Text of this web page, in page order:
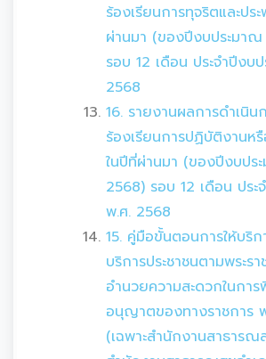
ร้องเรียนการทุจริตและป
ผ่านมา (ของปีงบประมา
รอบ 12 เดือน ประจำปีงบ
2568
16. รายงานผลการดำเนิน
ร้องเรียนการปฏิบัติงานห
ในปีที่ผ่านมา (ของปีงบปร
2568) รอบ 12 เดือน ประ
พ.ศ. 2568
15. คู่มือขั้นตอนการให้บริก
บริการประชาชนตามพระ
อำนวยความสะดวกในกา
อนุญาตของทางราชการ
(เฉพาะสำนักงานสาธาร